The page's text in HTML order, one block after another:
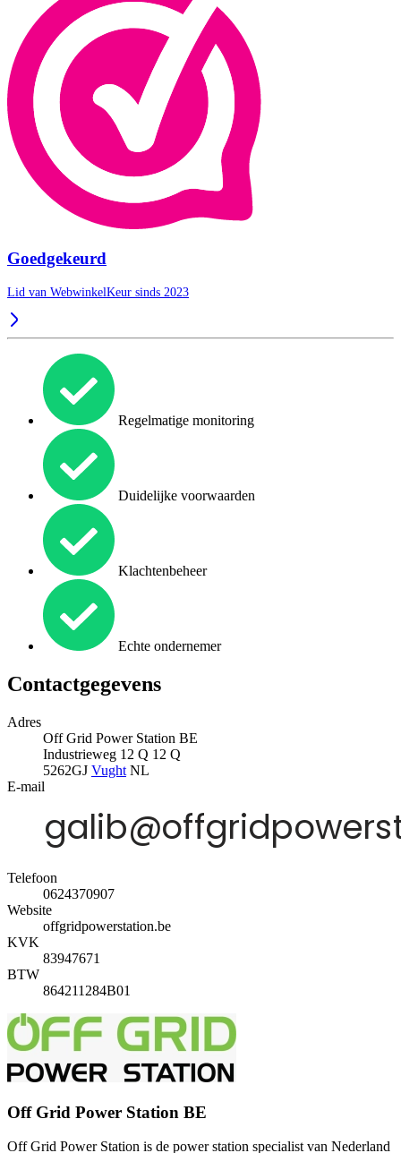
Goedgekeurd
Lid van WebwinkelKeur sinds 2023
Regelmatige monitoring
Duidelijke voorwaarden
Klachtenbeheer
Echte ondernemer
Contactgegevens
Adres
Off Grid Power Station BE
Industrieweg 12 Q 12 Q
5262GJ Vught NL
E-mail
Telefoon
0624370907
Website
offgridpowerstation.be
KVK
83947671
BTW
864211284B01
Off Grid Power Station BE
Off Grid Power Station is de power station specialist van Nederland